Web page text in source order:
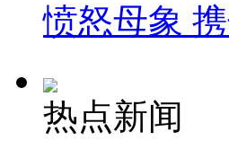
愤怒母象
热点新闻